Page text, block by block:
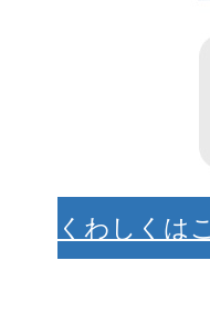
くわしくは